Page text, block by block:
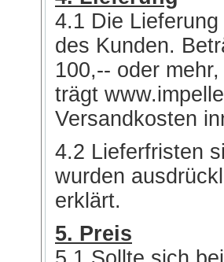
4.1 Die
des Kunden.
100,-- oder mehr,
trägt
Versandkosten
4.2 Lieferfristen
wurden
erklärt.
5. Preis